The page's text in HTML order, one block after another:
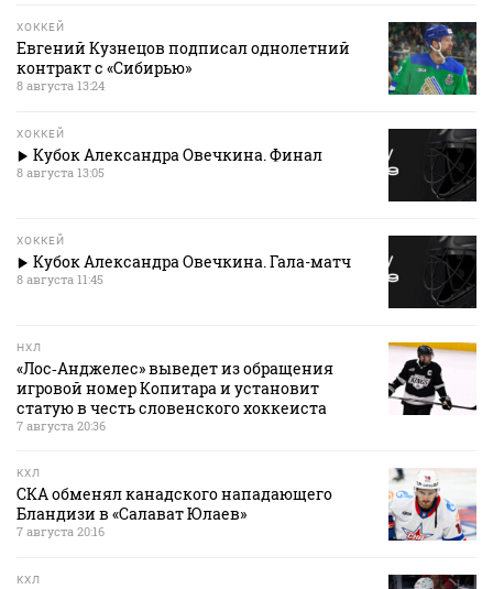
ХОККЕЙ
Евгений Кузнецов подписал однолетний
контракт с «Сибирью»
8 августа 13:24
ХОККЕЙ
Кубок Александра Овечкина. Финал
8 августа 13:05
ХОККЕЙ
Кубок Александра Овечкина. Гала-матч
8 августа 11:45
НХЛ
«Лос‑Анджелес» выведет из обращения
игровой номер Копитара и установит
статую в честь словенского хоккеиста
7 августа 20:36
КХЛ
СКА обменял канадского нападающего
Бландизи в «Салават Юлаев»
7 августа 20:16
КХЛ